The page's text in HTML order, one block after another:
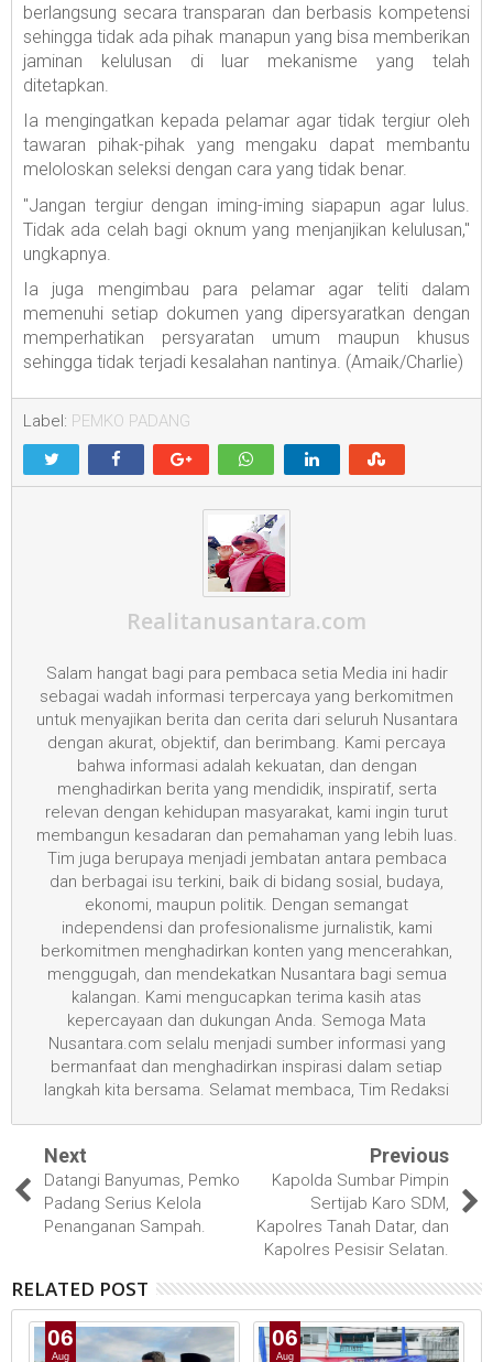
berlangsung secara transparan dan berbasis kompetensi
sehingga tidak ada pihak manapun yang bisa memberikan
jaminan kelulusan di luar mekanisme yang telah
ditetapkan.
Ia mengingatkan kepada pelamar agar tidak tergiur oleh
tawaran pihak-pihak yang mengaku dapat membantu
meloloskan seleksi dengan cara yang tidak benar.
"Jangan tergiur dengan iming-iming siapapun agar lulus.
Tidak ada celah bagi oknum yang menjanjikan kelulusan,"
ungkapnya.
Ia juga mengimbau para pelamar agar teliti dalam
memenuhi setiap dokumen yang dipersyaratkan dengan
memperhatikan persyaratan umum maupun khusus
sehingga tidak terjadi kesalahan nantinya. (Amaik/Charlie)
Label: PEMKO PADANG
Realitanusantara.com
Salam hangat bagi para pembaca setia Media ini hadir
sebagai wadah informasi terpercaya yang berkomitmen
untuk menyajikan berita dan cerita dari seluruh Nusantara
dengan akurat, objektif, dan berimbang. Kami percaya
bahwa informasi adalah kekuatan, dan dengan
menghadirkan berita yang mendidik, inspiratif, serta
relevan dengan kehidupan masyarakat, kami ingin turut
membangun kesadaran dan pemahaman yang lebih luas.
Tim juga berupaya menjadi jembatan antara pembaca
dan berbagai isu terkini, baik di bidang sosial, budaya,
ekonomi, maupun politik. Dengan semangat
independensi dan profesionalisme jurnalistik, kami
berkomitmen menghadirkan konten yang mencerahkan,
menggugah, dan mendekatkan Nusantara bagi semua
kalangan. Kami mengucapkan terima kasih atas
kepercayaan dan dukungan Anda. Semoga Mata
Nusantara.com selalu menjadi sumber informasi yang
bermanfaat dan menghadirkan inspirasi dalam setiap
langkah kita bersama. Selamat membaca, Tim Redaksi
Next
Datangi Banyumas, Pemko
Padang Serius Kelola
Penanganan Sampah.
Previous
Kapolda Sumbar Pimpin
Sertijab Karo SDM,
Kapolres Tanah Datar, dan
Kapolres Pesisir Selatan.
RELATED POST
06
Aug
06
Aug